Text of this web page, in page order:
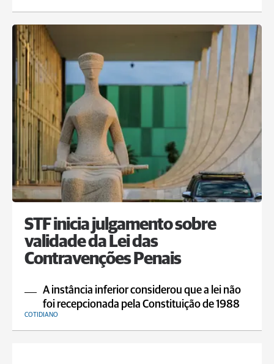
STF inicia julgamento sobre
validade da Lei das
Contravenções Penais
A instância inferior considerou que a lei não
foi recepcionada pela Constituição de 1988
COTIDIANO